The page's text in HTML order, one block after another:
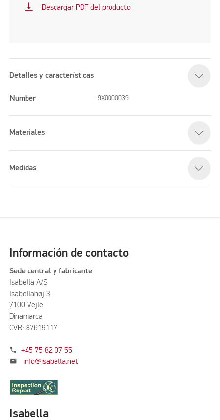
vertical_align_bottom Descargar PDF del producto
Detalles y características
Number 9X0000039
Materiales
Medidas
Información de contacto
Sede central y fabricante
Isabella A/S
Isabellahøj 3
7100 Vejle
Dinamarca
CVR: 87619117
phone +45 75 82 07 55
mail info@isabella.net
Isabella